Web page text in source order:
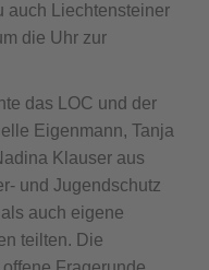
auch Liechtensteiner
die Uhr zur
das LOC und der
Eigenmann, Tanja
Klauser aus
und Jugendschutz
auch eigene
teilten. Die